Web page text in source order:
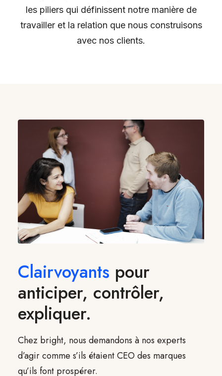
les piliers qui définissent notre manière de
travailler et la relation que nous construisons
avec nos clients.
Clairvoyants pour
anticiper, contrôler,
expliquer.
Chez bright, nous demandons à nos experts
d’agir comme s’ils étaient CEO des marques
qu’ils font prospérer.